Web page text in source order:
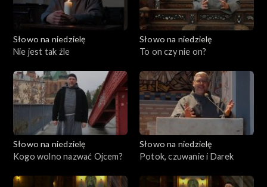
Słowo na niedzielę
Nie jest tak źle
Słowo na niedzielę
To on czy nie on?
Słowo na niedzielę
Kogo wolno nazwać Ojcem?
Słowo na niedzielę
Potok, czuwanie i Darek